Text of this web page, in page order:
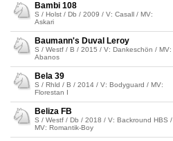
Bambi 108
S / Holst / Db / 2009 / V: Casall / MV:
Askari
Baumann's Duval Leroy
S / Westf / B / 2015 / V: Dankeschön / MV:
Abanos
Bela 39
S / Rhld / B / 2014 / V: Bodyguard / MV:
Florestan I
Beliza FB
S / Westf / Db / 2018 / V: Backround HBS /
MV: Romantik-Boy